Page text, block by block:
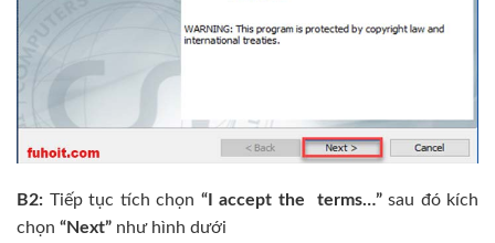
B2: Tiếp tục tích chọn “I accept the terms…”sau đó kích
chọn “Next” như hình dưới